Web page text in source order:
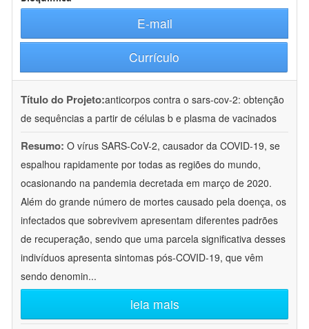
E-mail
Currículo
Título do Projeto:anticorpos contra o sars-cov-2: obtenção
de sequências a partir de células b e plasma de vacinados
Resumo: O vírus SARS-CoV-2, causador da COVID-19, se
espalhou rapidamente por todas as regiões do mundo,
ocasionando na pandemia decretada em março de 2020.
Além do grande número de mortes causado pela doença, os
infectados que sobrevivem apresentam diferentes padrões
de recuperação, sendo que uma parcela significativa desses
indivíduos apresenta sintomas pós-COVID-19, que vêm
sendo denomin...
leia mais